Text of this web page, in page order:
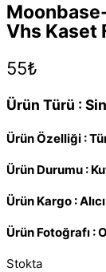
Vhs Kaset
55₺
Ürün Türü :
Ürün Özelliği :
Ürün Durumu :
Ürün Kargo :
Ürün Fotoğrafı :
Stokta